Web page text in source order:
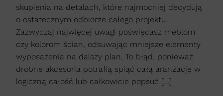
skupienia na detalach, które najmocniej decydują
o ostatecznym odbiorze całego projektu.
Zazwyczaj najwięcej uwagi poświęcasz meblom
czy kolorom ścian, odsuwając mniejsze elementy
wyposażenia na dalszy plan. To błąd, ponieważ
drobne akcesoria potrafią spiąć całą aranżację w
logiczną całość lub całkowicie popsuć […]